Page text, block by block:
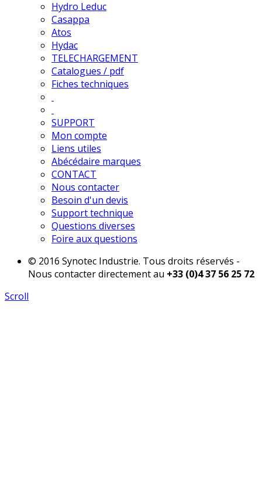
Hydro Leduc
Casappa
Atos
Hydac
TELECHARGEMENT
Catalogues / pdf
Fiches techniques
SUPPORT
Mon compte
Liens utiles
Abécédaire marques
CONTACT
Nous contacter
Besoin d'un devis
Support technique
Questions diverses
Foire aux questions
© 2016 Synotec Industrie. Tous droits réservés -
Nous contacter directement au +33 (0)4 37 56 25 72
Scroll